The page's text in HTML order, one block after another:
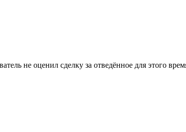
не оценил сделку за отведённое для этого